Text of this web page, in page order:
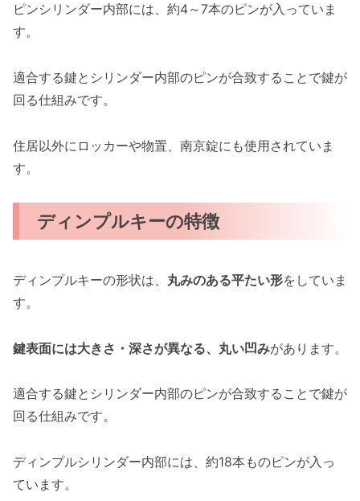
ピンシリンダー内部には、約4～7本のピンが入っていま
す。
適合する鍵とシリンダー内部のピンが合致することで鍵が
回る仕組みです。
住居以外にロッカーや物置、南京錠にも使用されていま
す。
ディンプルキーの特徴
ディンプルキーの形状は、 丸みのある平たい形をしていま
す。
鍵表面には大きさ・深さが異なる、丸い凹みがあります。
適合する鍵とシリンダー内部のピンが合致することで鍵が
回る仕組みです。
ディンプルシリンダー内部には、約18本ものピンが入っ
ています。